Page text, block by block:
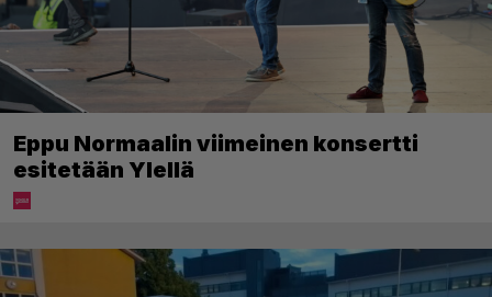
Eppu Normaalin viimeinen konsertti
esitetään Ylellä